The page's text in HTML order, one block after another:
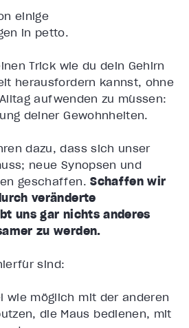
einige
in petto.
Trick wie du dein Gehirn
herausfordern kannst, ohne
aufwenden zu müssen:
deiner Gewohnheiten.
dazu, dass sich unser
neue Synopsen und
geschaffen.Schaffen wir
veränderte
uns gar nichts anderes
zu werden.
sind:
wie möglich mit der anderen
die Maus bedienen, mit